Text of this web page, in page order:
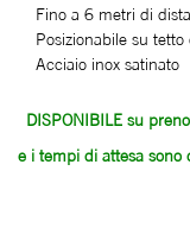
Fino a 6 metri di
Posizionabile su tetto
Acciaio inox satinato
DISPONIBILE su
e i tempi di attesa sono